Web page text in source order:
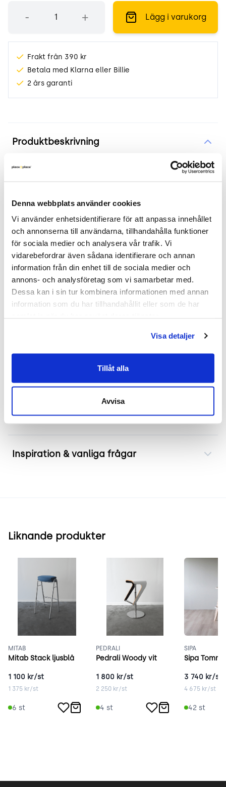
Denna webbplats använder cookies
Vi använder enhetsidentifierare för att anpassa innehållet
och annonserna till användarna, tillhandahålla funktioner
för sociala medier och analysera vår trafik. Vi
vidarebefordrar även sådana identifierare och annan
information från din enhet till de sociala medier och
annons- och analysföretag som vi samarbetar med.
Dessa kan i sin tur kombinera informationen med annan
information som du har tillhandahållit eller som de har
Visa detaljer
Tillåt alla
Avvisa
- + Lägg i varukorg
Frakt från 390 kr
Betala med Klarna eller Billie
2 års garanti
Produktbeskrivning
Produkten i korthet
Färg och material: Lila, PSFC trä
Mått: Höjd 117cm x Bredd 47cm x Djup 51cm.
Sitthöjd 80cm.
Skick: 4/5
2 års garanti
Mer om produkten
designad av Pierre-Yves Dorsimont, Pierre Wegnez
nyans som framhäver stolens moderna estetik.
Frakt & leverans
Inspiration & vanliga frågar
Liknande produkter
MITAB
Mitab Stack ljusblå
1 100 kr/st
1 375 kr/st
6 st
PEDRALI
Pedrali Woody vit
1 800 kr/st
2 250 kr/st
4 st
SIPA
Sipa
3 740 kr/st
4 675kr/st
42st